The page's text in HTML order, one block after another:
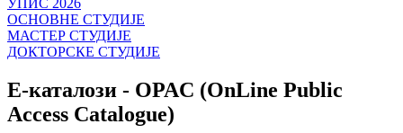
УПИС 2026
ОСНОВНЕ СТУДИЈЕ
МАСТЕР СТУДИЈЕ
ДОКТОРСКЕ СТУДИЈЕ
Е-каталози - OPAC (OnLine Public
Access Catalogue)